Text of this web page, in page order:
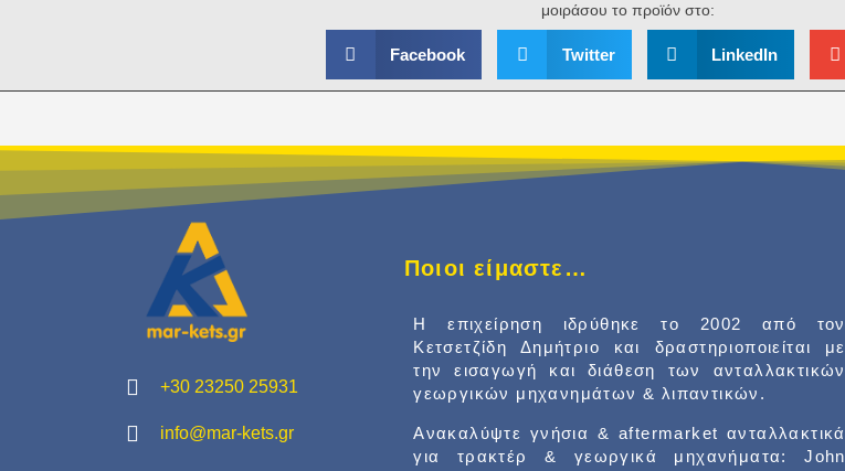
μοιράσου το προϊόν στο:
Facebook Twitter LinkedIn
+30 23250 25931
info@mar-kets.gr
Ποιοι είμαστε…
Η επιχείρηση ιδρύθηκε το 2002 από τον
Κετσετζίδη Δημήτριο και δραστηριοποιείται με
την εισαγωγή και διάθεση των ανταλλακτικών
γεωργικών μηχανημάτων & λιπαντικών.
Ανακαλύψτε γνήσια & aftermarket ανταλλακτικά
για τρακτέρ & γεωργικά μηχανήματα: John